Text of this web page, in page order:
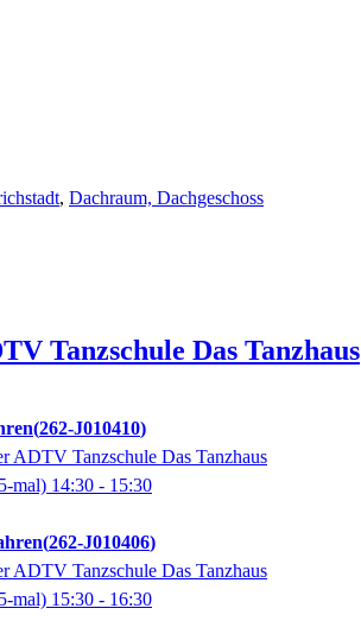
, Dachraum, Dachgeschoss
Tanzschule Das Tanzhaus
262-J010410
ADTV Tanzschule Das Tanzhaus
mal) 14:30 - 15:30
262-J010406
ADTV Tanzschule Das Tanzhaus
mal) 15:30 - 16:30